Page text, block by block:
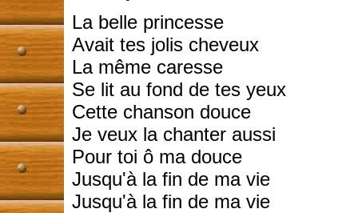
La belle princesse
Avait tes jolis cheveux
La même caresse
Se lit au fond de tes yeux
Cette chanson douce
Je veux la chanter aussi
Pour toi ô ma douce
Jusqu'à la fin de ma vie
Jusqu'à la fin de ma vie